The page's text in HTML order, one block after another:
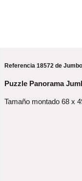
Referencia 18572 de Jumbo
Puzzle Panorama
Tamaño montado 68 x